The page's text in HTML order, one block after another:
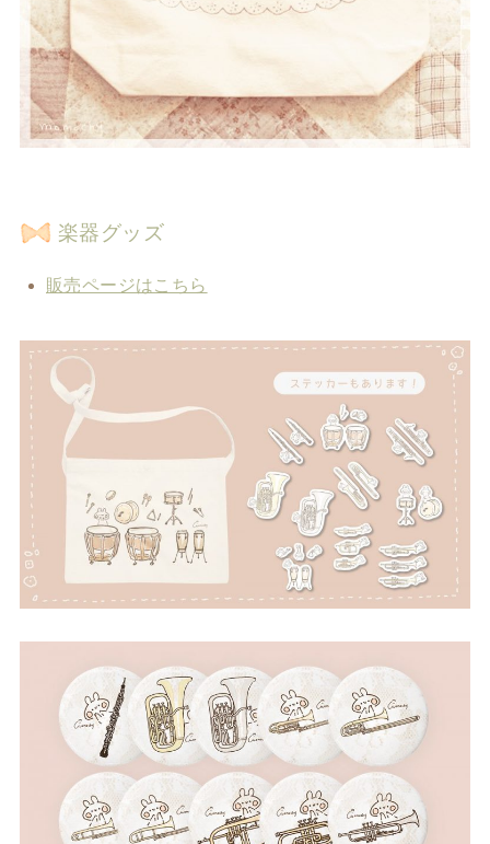
楽器グッズ
販売ページはこちら